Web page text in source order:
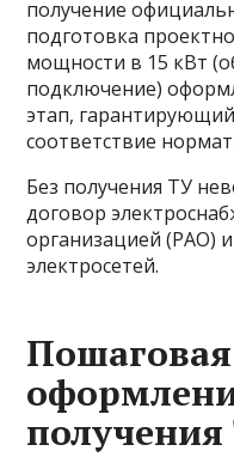
получение
подготовка
мощности в 15 кВт
подключение)
этап,
соответствие
Без получения ТУ
договор
организацией (РАО)
электросетей.